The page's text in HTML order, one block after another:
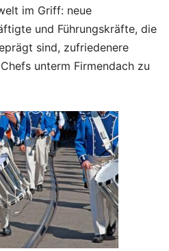
im Griff: neue
und Führungskräfte, die
sind, zufriedenere
unterm Firmendach zu